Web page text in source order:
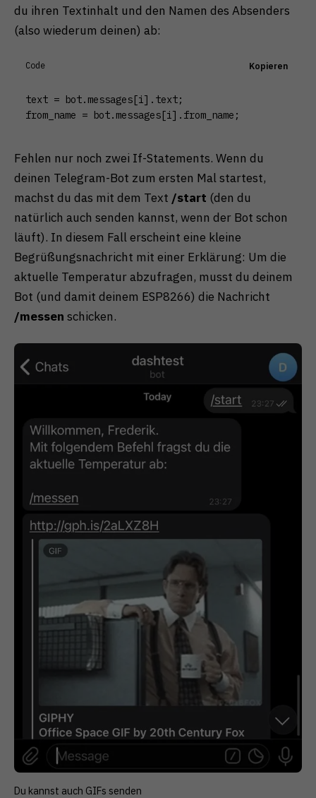
du ihren Textinhalt und den Namen des Absenders
(also wiederum deinen) ab:
Code Kopieren
text = bot.messages[i].text;
from_name = bot.messages[i].from_name;
Fehlen nur noch zwei If-Statements. Wenn du
deinen Telegram-Bot zum ersten Mal startest,
machst du das mit dem Text /start (den du
natürlich auch senden kannst, wenn der Bot schon
läuft). In diesem Fall erscheint eine kleine
Begrüßungsnachricht mit einer Erklärung: Um die
aktuelle Temperatur abzufragen, musst du deinem
Bot (und damit deinem ESP8266) die Nachricht
/messen schicken.
Du kannst auch GIFs senden